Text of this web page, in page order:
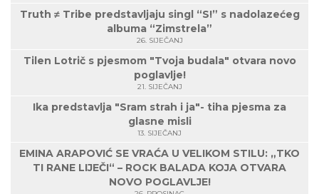
Truth ≠ Tribe predstavljaju singl “S!” s nadolazećeg
albuma “Zimstrela”
26. SIJEČANJ
Tilen Lotrič s pjesmom "Tvoja budala" otvara novo
poglavlje!
21. SIJEČANJ
Ika predstavlja "Sram strah i ja"- tiha pjesma za
glasne misli
13. SIJEČANJ
EMINA ARAPOVIĆ SE VRAĆA U VELIKOM STILU: „TKO
TI RANE LIJEČI“ – ROCK BALADA KOJA OTVARA
NOVO POGLAVLJE!